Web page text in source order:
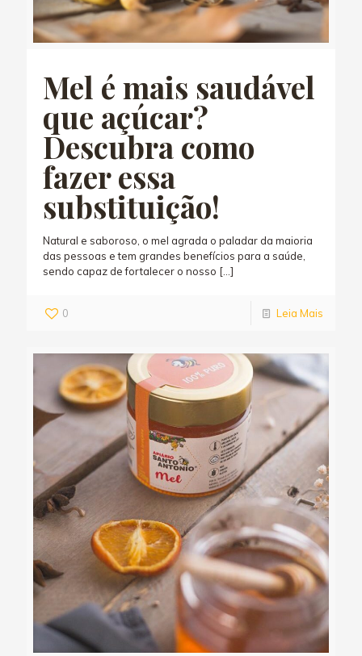
Mel é mais saudável
que açúcar?
Descubra como
fazer essa
substituição!
Natural e saboroso, o mel agrada o paladar da maioria
das pessoas e tem grandes benefícios para a saúde,
sendo capaz de fortalecer o nosso […]
0 Leia Mais